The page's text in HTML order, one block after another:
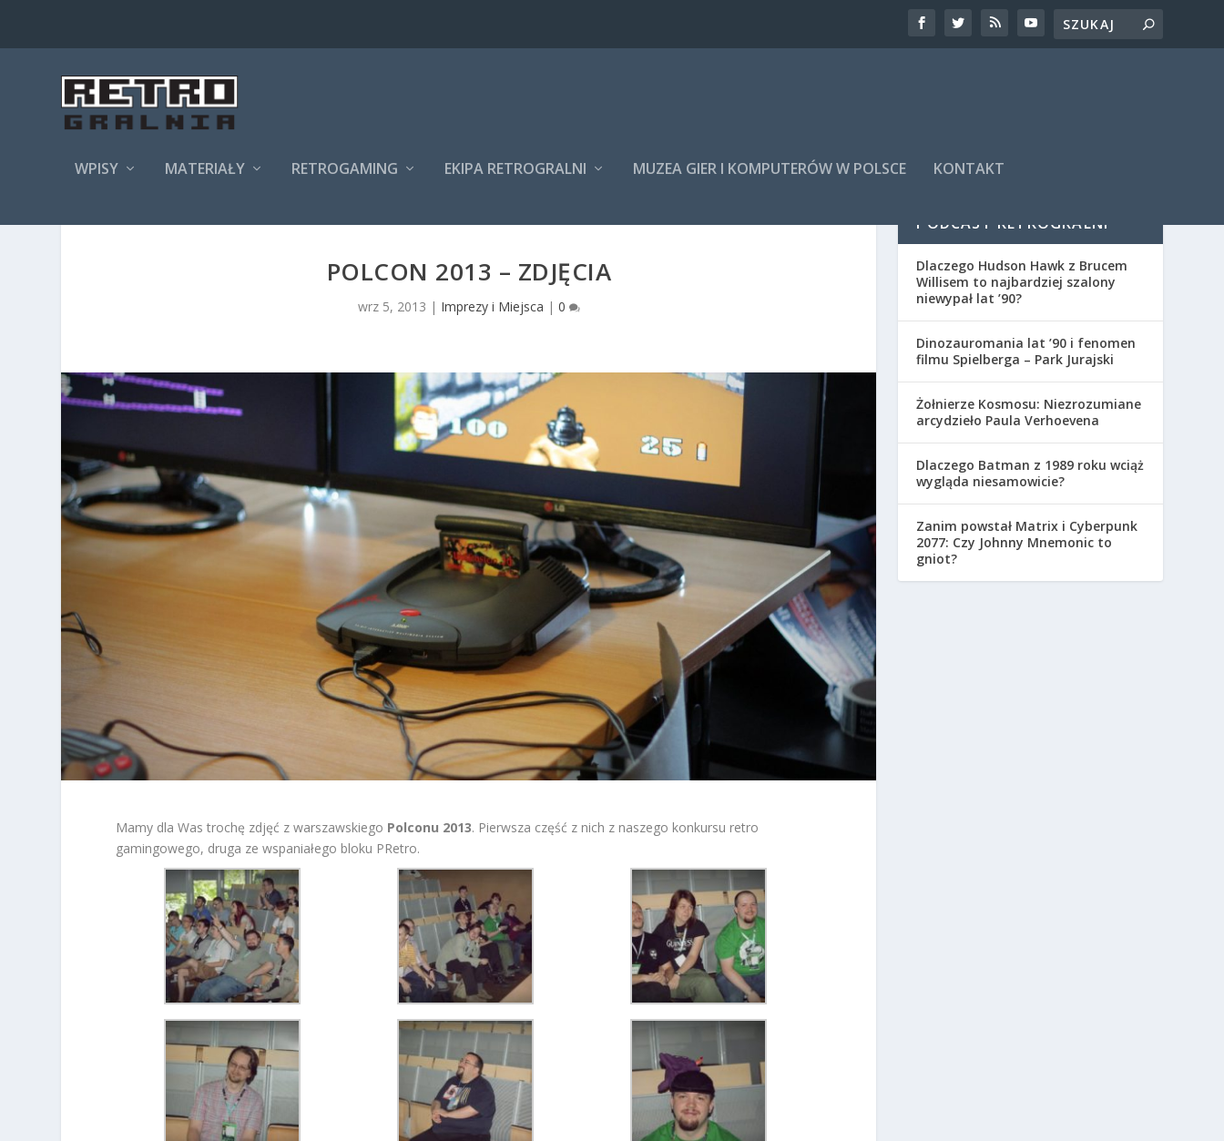
WPISY MATERIAŁY RETROGAMING EKIPA RETROGRALNI MUZEA GIER I KOMPUTERÓW W POLSCE KONTAKT
POLCON 2013 – ZDJĘCIA
wrz 5, 2013 | Imprezy i Miejsca | 0
Mamy dla Was trochę zdjęć z warszawskiego Polconu 2013. Pierwsza część z nich z naszego konkursu retro
gamingowego, druga ze wspaniałego bloku PRetro.
PODCAST RETROGRALNI
Dlaczego Hudson Hawk z Brucem
Willisem to najbardziej szalony
niewypał lat ’90?
Dinozauromania lat ’90 i fenomen
filmu Spielberga – Park Jurajski
Żołnierze Kosmosu: Niezrozumiane
arcydzieło Paula Verhoevena
Dlaczego Batman z 1989 roku wciąż
wygląda niesamowicie?
Zanim powstał Matrix i Cyberpunk
2077: Czy Johnny Mnemonic to
gniot?